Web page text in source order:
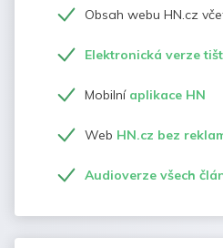
Obsah webu HN.cz
Elektronická verze
Mobilní aplikace HN
Web HN.cz bez
Audioverze všech